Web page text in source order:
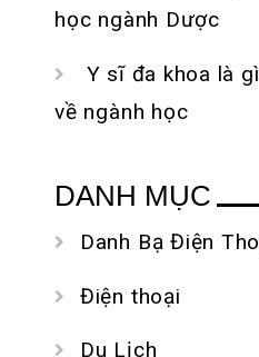
học ngành Dược
Y sĩ đa khoa là
về ngành học
DANH MỤC
Danh Bạ Điện
Điện thoại
Du Lịch